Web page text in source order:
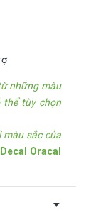
những màu
thể tùy chọn
màu sắc của
Oracal